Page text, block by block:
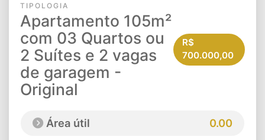
TIPOLOGIA
Apartamento 105m²
com 03 Quartos ou
2 Suítes e 2 vagas
de garagem -
Original
R$
700.000,00
Área útil 0.00